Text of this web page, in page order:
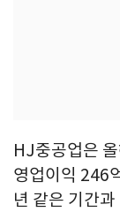
HJ중공업은
영업이익 246
년 같은 기간